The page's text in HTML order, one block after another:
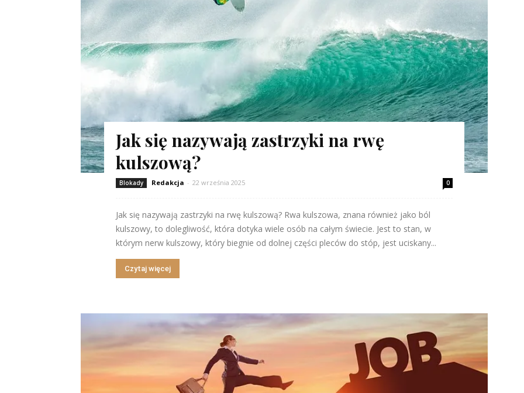
Jak się nazywają zastrzyki na rwę
kulszową?
Blokady Redakcja - 22 września 2025 0
Jak się nazywają zastrzyki na rwę kulszową? Rwa kulszowa, znana również jako ból
kulszowy, to dolegliwość, która dotyka wiele osób na całym świecie. Jest to stan, w
którym nerw kulszowy, który biegnie od dolnej części pleców do stóp, jest uciskany...
Czytaj więcej